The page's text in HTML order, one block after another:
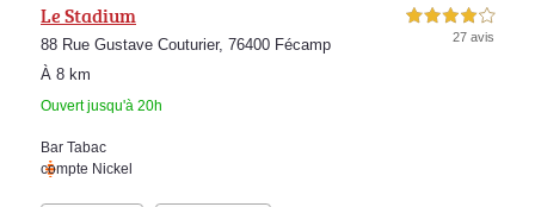
Le Stadium
88 Rue Gustave Couturier, 76400 Fécamp
À 8 km
Ouvert jusqu'à 20h
4,0 étoiles sur 5
27 avis
Bar Tabac
compte Nickel